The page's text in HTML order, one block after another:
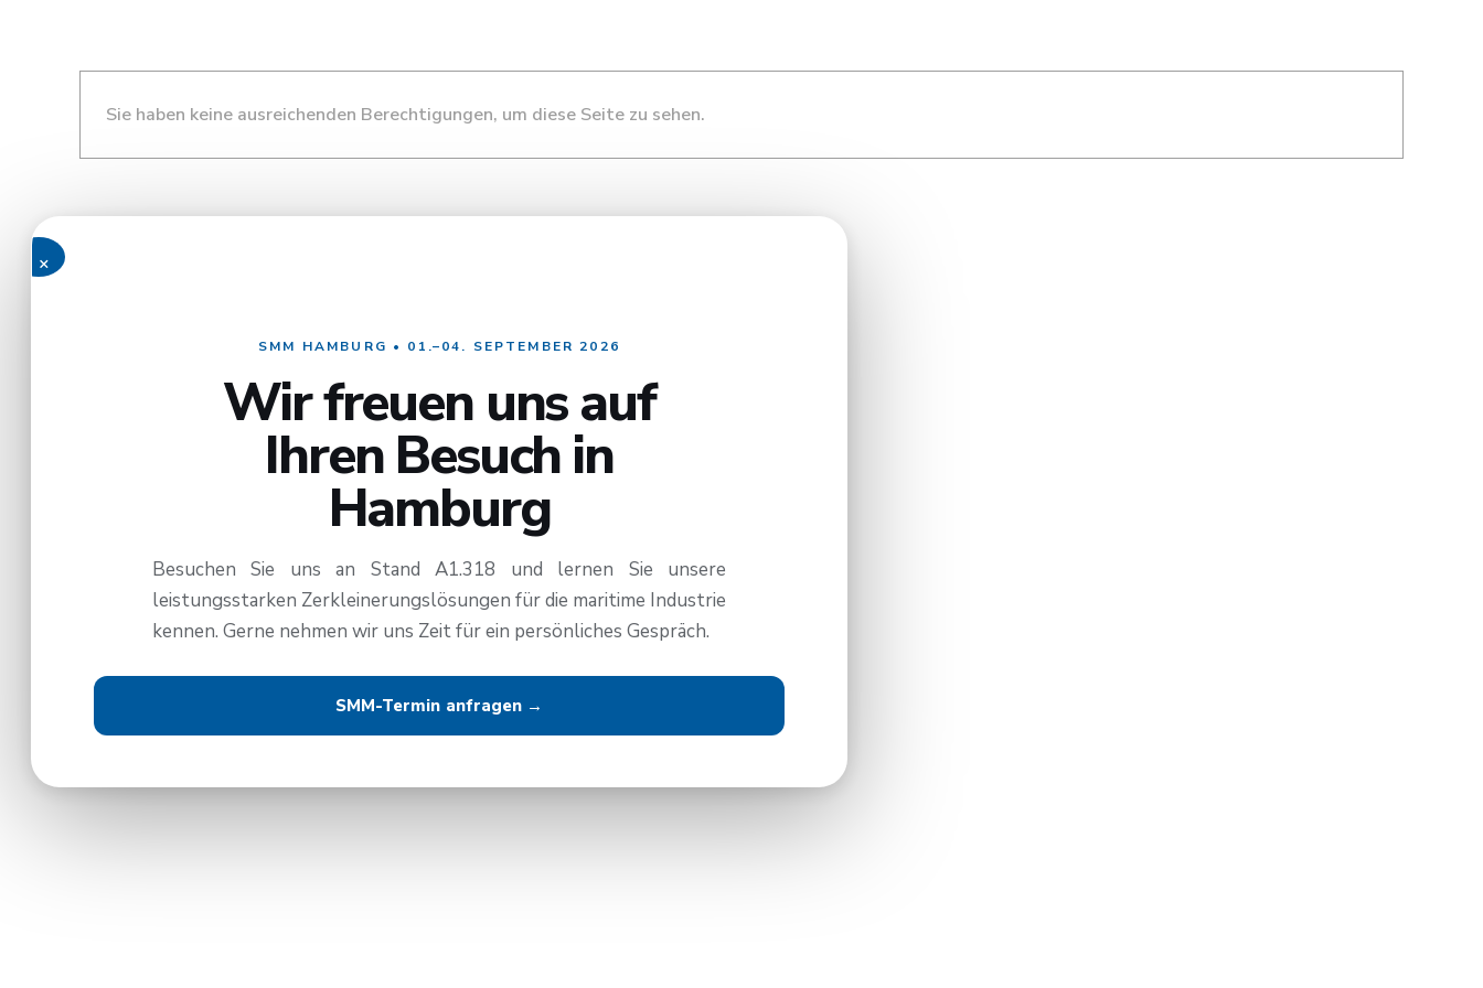
Sie haben keine ausreichenden Berechtigungen, um diese Seite zu sehen.
×
SMM HAMBURG • 01.–04. SEPTEMBER 2026
Wir freuen uns auf
Ihren Besuch in
Hamburg
Besuchen Sie uns an Stand A1.318 und lernen Sie unsere
leistungsstarken Zerkleinerungslösungen für die maritime Industrie
kennen. Gerne nehmen wir uns Zeit für ein persönliches Gespräch.
SMM-Termin anfragen →